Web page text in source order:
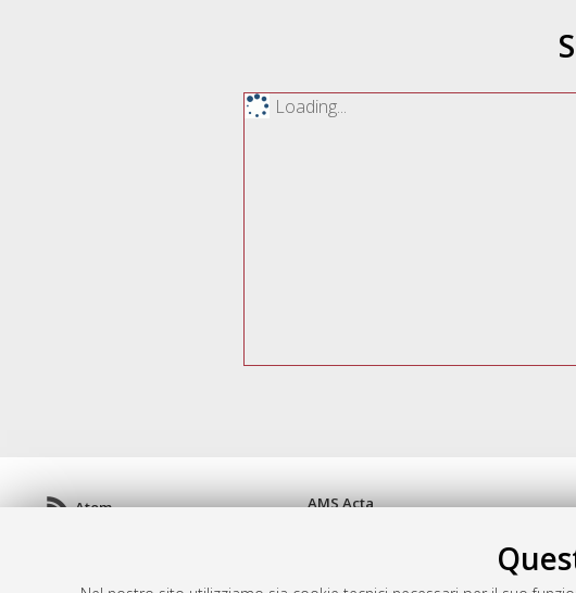
Loading...
Atom
AMS Acta
doi.org/10.17616/
Servizio implementato e gestito da